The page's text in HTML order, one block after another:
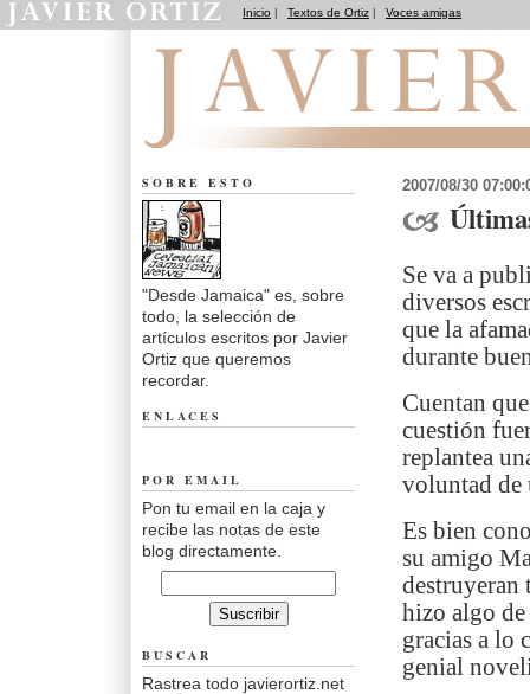
Inicio | Textos de Ortiz | Voces amigas
2007/08/30
Se va a
diversos
que la
durante
Cuentan
cuestión
replantea
voluntad de
Es bien
su amigo
destruyeran
hizo algo
gracias a lo
genial
SOBRE ESTO
"Desde Jamaica" es, sobre
todo, la selección de
artículos escritos por Javier
Ortiz que queremos
recordar.
ENLACES
POR EMAIL
Pon tu email en la caja y
recibe las notas de este
blog directamente.
BUSCAR
Rastrea todo javierortiz.net